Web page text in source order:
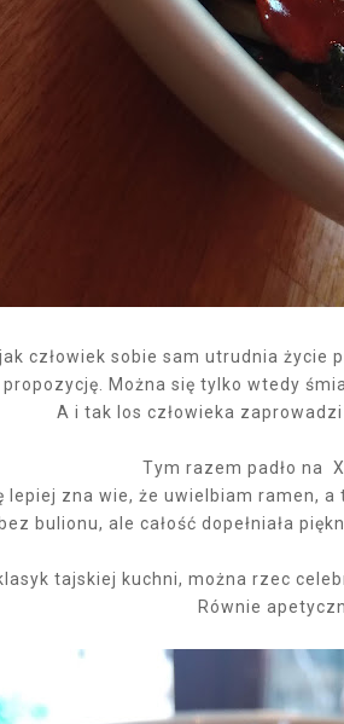
człowiek sobie sam utrudnia życie
propozycję. Można się tylko wtedy
A i tak los człowieka zaprowadzi
Tym razem padło na
lepiej zna wie, że uwielbiam ramen, a
bulionu, ale całość dopełniała
tajskiej kuchni, można rzec
Równie